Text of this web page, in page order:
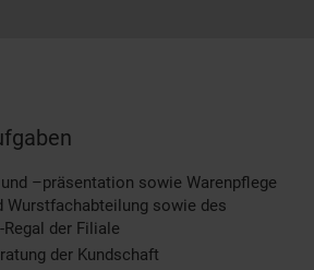
–präsentation sowie Warenpflege
Wurstfachabteilung sowie des
der Filiale
der Kundschaft